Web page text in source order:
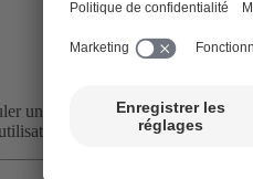
un certain laps de temps